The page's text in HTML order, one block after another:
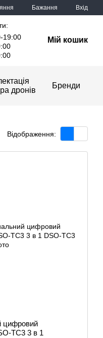
Бажання Вхід
19:00
Мій кошик
дронів
Бренди
Відображення:
цифровий
TC3 3 в 1